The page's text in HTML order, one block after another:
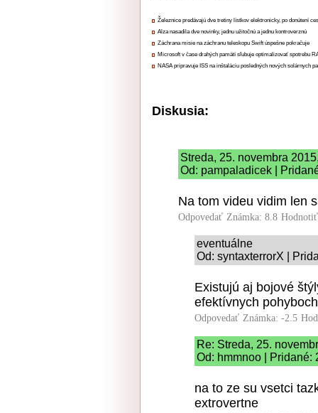
Železnice predávajú dve tretiny lístkov elektronicky, po donútení
Alza nasadila dve novinky, jednu užitočnú a jednu kontroverznú
Záchrana misie na záchranu teleskopu Swift úspešne pokračuje
Microsoft v čase drahých pamätí sľubuje optimalizovať spotrebu
NASA pripravuje ISS na inštaláciu posledných nových solárnych
Diskusia:
Streda, 25. novembra
Od: pampaladicek |
Na tom videu vidim len
Odpovedať Známka: 8.8
eventuálne
Od: syntaxterrorX |
Existujú aj bojové
efektívnych
Odpovedať Známka: -2.5
Re: Streda, 25.
Od: hmmnoo | Pridané:
na to ze su vsetci
extrovertne